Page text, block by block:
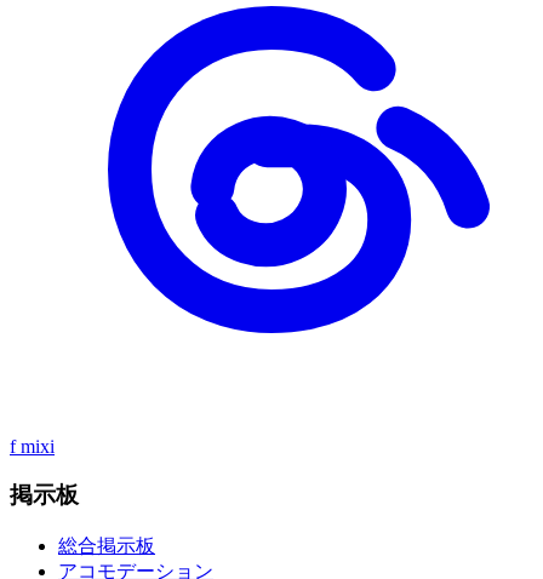
f mixi
掲示板
総合掲示板
アコモデーション